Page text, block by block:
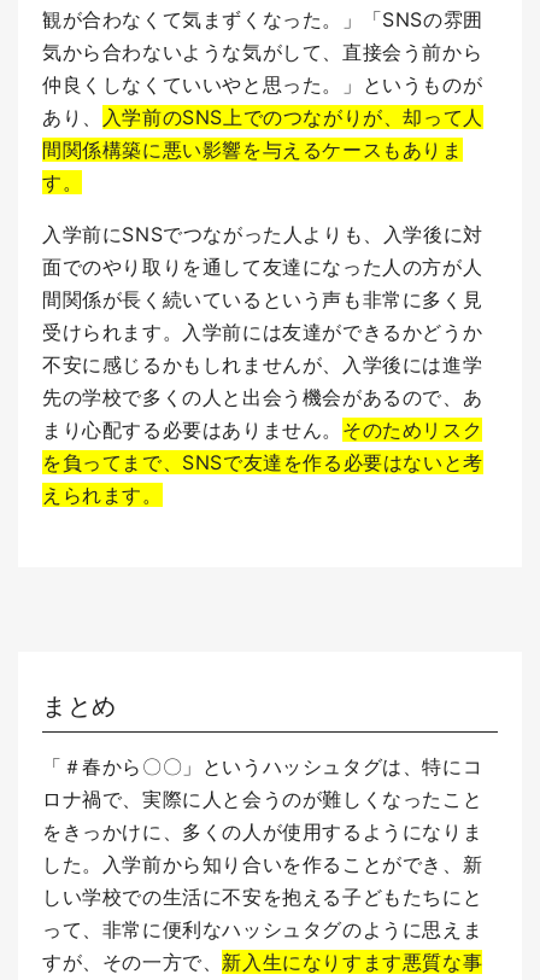
観が合わなくて気まずくなった。」「SNSの雰囲
気から合わないような気がして、直接会う前から
仲良くしなくていいやと思った。」というものが
あり、
入学前のSNS上でのつながりが、却って人
間関係構築に悪い影響を与えるケースもありま
す。
入学前にSNSでつながった人よりも、入学後に対
面でのやり取りを通して友達になった人の方が人
間関係が長く続いているという声も非常に多く見
受けられます。
入学前には友達ができるかどうか
不安に感じるかもしれませんが、入学後には進学
先の学校で多くの人と出会う機会があるので、あ
まり心配する必要はありません。 そのためリスク
を負ってまで、SNSで友達を作る必要はないと考
えられます。
まとめ
「＃春から〇〇」というハッシュタグは、特にコ
ロナ禍で、実際に人と会うのが難しくなったこと
をきっかけに、多くの人が使用するようになりま
した。
入学前から知り合いを作ることができ、新
しい学校での生活に不安を抱える子どもたちにと
って、非常に便利なハッシュタグのように思えま
すが、その一方で、 新入生になりすます悪質な事